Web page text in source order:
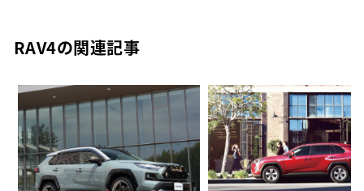
RAV4の関連記事